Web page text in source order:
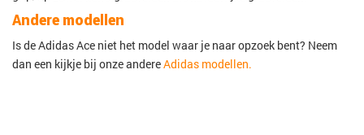
Andere modellen
Is de Adidas Ace niet het model waar je naar opzoek bent? Neem
dan een kijkje bij onze andereAdidas modellen.